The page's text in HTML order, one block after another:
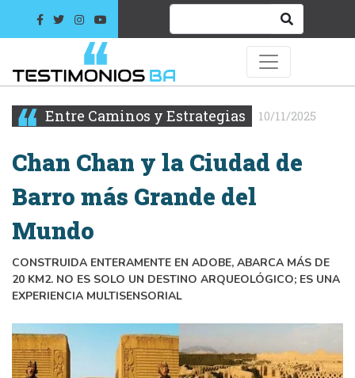
Entre Caminos y Estrategias 10/11/2025
Chan Chan y la Ciudad de
Barro más Grande del
Mundo
CONSTRUIDA ENTERAMENTE EN ADOBE, ABARCA MÁS DE
20 KM2. NO ES SOLO UN DESTINO ARQUEOLÓGICO; ES UNA
EXPERIENCIA MULTISENSORIAL